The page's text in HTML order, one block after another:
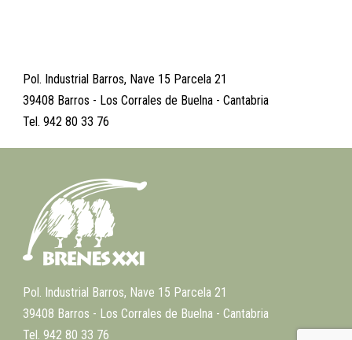
Pol. Industrial Barros, Nave 15 Parcela 21
39408 Barros - Los Corrales de Buelna - Cantabria
Tel. 942 80 33 76
Pol. Industrial Barros, Nave 15 Parcela 21
39408 Barros - Los Corrales de Buelna - Cantabria
Tel. 942 80 33 76